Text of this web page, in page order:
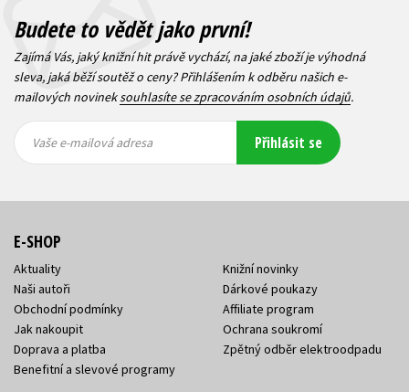
Budete to vědět jako první!
Zajímá Vás, jaký knižní hit právě vychází, na jaké zboží je výhodná
sleva, jaká běží soutěž o ceny? Přihlášením k odběru našich e-
mailových novineksouhlasíte se zpracováním osobních údajů.
mailová
mailová
Vaše e-mailová adresa Přihlásit se
E-SHOP
Aktuality
Naši autoři
Obchodní podmínky
Jak nakoupit
Doprava a platba
Benefitní a slevové programy
Knižní novinky
Dárkové poukazy
Affiliate program
Ochrana soukromí
Zpětný odběr elektroodpadu